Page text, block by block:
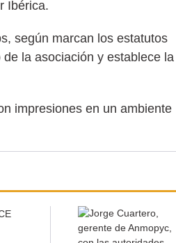
Ibérica.
según marcan los estatutos
la asociación y establece la
impresiones en un ambiente